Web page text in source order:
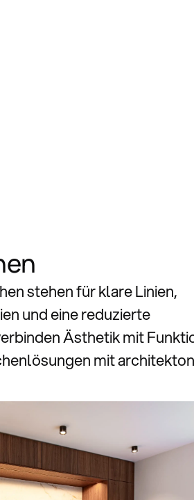
stehen für klare Linien,
und eine reduzierte
Ästhetik mit
mit